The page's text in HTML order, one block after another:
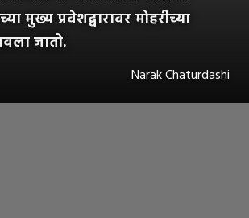
मुख्य प्रवेशद्वारावर मोहरीच्या
जातो.
Narak Chaturdashi